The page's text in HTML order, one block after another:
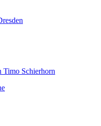
Timo Schierhorn